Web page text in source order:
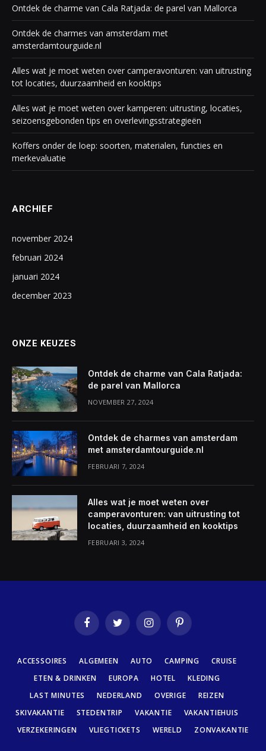
Ontdek de charme van Cala Ratjada: de parel van Mallorca
Ontdek de charmes van amsterdam met
amsterdamtourguide.nl
Alles wat je moet weten over camperavonturen: van uitrusting
tot locaties, duurzaamheid en kooktips
Alles wat je moet weten over kamperen: uitrusting, locaties,
seizoensgebonden tips en overlevingsstrategieën
Koffers onder de loep: soorten, materialen, functies en
merkevaluatie
ARCHIEF
november 2024
februari 2024
januari 2024
december 2023
ONZE KEUZES
Ontdek de charme van Cala Ratjada:
de parel van Mallorca
NOVEMBER 27, 2024
Ontdek de charmes van amsterdam
met amsterdamtourguide.nl
FEBRUARI 7, 2024
Alles wat je moet weten over
camperavonturen: van uitrusting tot
locaties, duurzaamheid en kooktips
FEBRUARI 3, 2024
FacebookTwitter InstagramPinterest
ACCESSOIRES ALGEMEEN AUTO CAMPING
CRUISE
ETEN & DRINKEN
EUROPA HOTEL
KLEDING
LAST MINUTES
NEDERLAND OVERIGE
REIZEN
SKIVAKANTIE
STEDENTRIP VAKANTIE
VAKANTIEHUIS
VERZEKERINGEN
VLIEGTICKETS WERELD ZONVAKANTIE